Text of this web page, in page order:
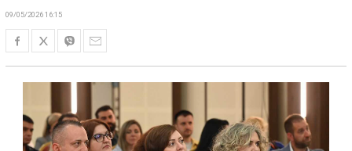
09/05/2026 16:15